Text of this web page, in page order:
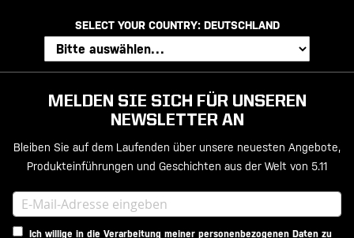
SELECT YOUR COUNTRY: DEUTSCHLAND
MELDEN SIE SICH FÜR UNSEREN
NEWSLETTER AN
Bleiben Sie auf dem Laufenden über unsere neuesten Angebote,
Produkteinführungen und Geschichten aus der Welt von 5.11
Ich willige in die Verarbeitung meiner personenbezogenen Daten zu